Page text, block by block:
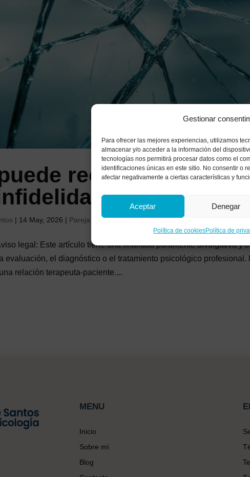
Gestionar
Para ofrecer las mejores experiencias, utilizamos
almacenar y/o acceder a la información del
tecnologías nos permitirá procesar datos como el
identificaciones únicas en este sitio. No consentir o
afectar negativamente a ciertas características y
Aceptar Denegar
Política de cookiesPolítica de
recuperar la
| 14 May, 2026 | Pareja
legal: Este artículo tiene una finalidad puramente divulgativa y
evaluación, el diagnóstico o el tratamiento psicológico profesional.
relación terapeuta-paciente....
MENU
Inicio
Sobre mí
Blog